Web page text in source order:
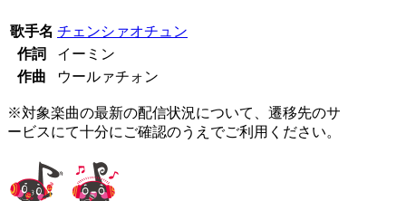
歌手名 チェンシァオチュン
作詞
イーミン
作曲
ウールァチォン
※対象楽曲の最新の配信状況について、遷移先のサ
ービスにて十分にご確認のうえでご利用ください。